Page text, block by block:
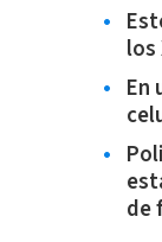
los
En
de